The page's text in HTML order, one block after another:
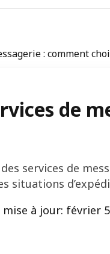
: comment
de
services de
situations
mise à jour: février